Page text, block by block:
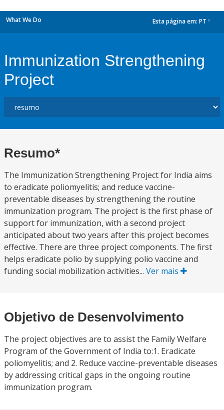
What We Do Esta página em: PT
Immunization Strengthening
Project
Resumo*
The Immunization Strengthening Project for India aims
to eradicate poliomyelitis; and reduce vaccine-
preventable diseases by strengthening the routine
immunization program. The project is the first phase of
support for immunization, with a second project
anticipated about two years after this project becomes
effective. There are three project components. The first
helps eradicate polio by supplying polio vaccine and
funding social mobilization activities... Ver mais
Objetivo de Desenvolvimento
The project objectives are to assist the Family Welfare
Program of the Government of India to:1. Eradicate
poliomyelitis; and 2. Reduce vaccine-preventable diseases
by addressing critical gaps in the ongoing routine
immunization program.